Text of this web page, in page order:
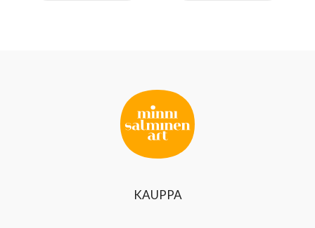
KAUPPA